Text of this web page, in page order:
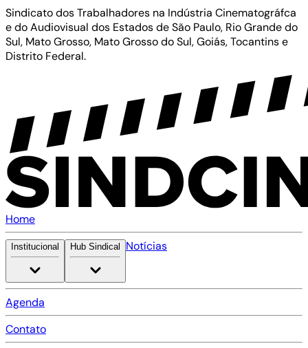
Sindicato dos Trabalhadores na Indústria Cinematográfca
e do Audiovisual dos Estados de São Paulo, Rio Grande do
Sul, Mato Grosso, Mato Grosso do Sul, Goiás, Tocantins e
Distrito Federal.
Home
Institucional Hub Sindical Notícias
Agenda
Contato